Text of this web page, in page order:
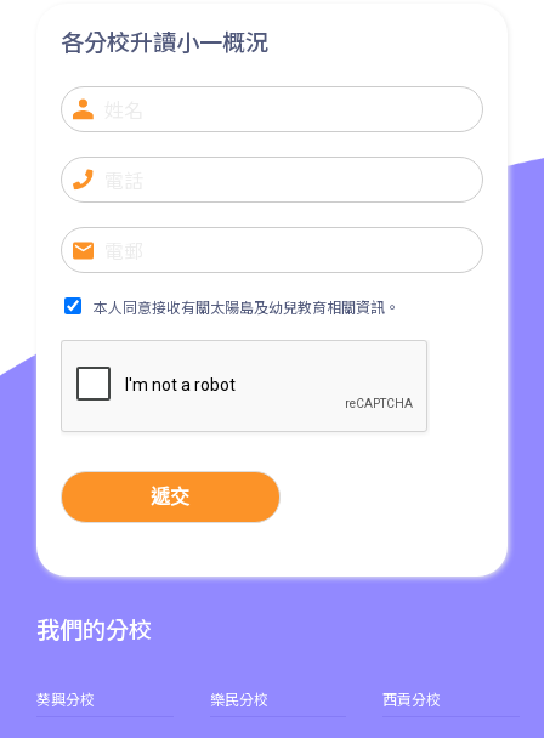
我們的分校
葵興分校 樂民分校 西貢分校
各分校升讀小一概況
本人同意接收有關太陽島及幼兒教育相關資訊。
遞交